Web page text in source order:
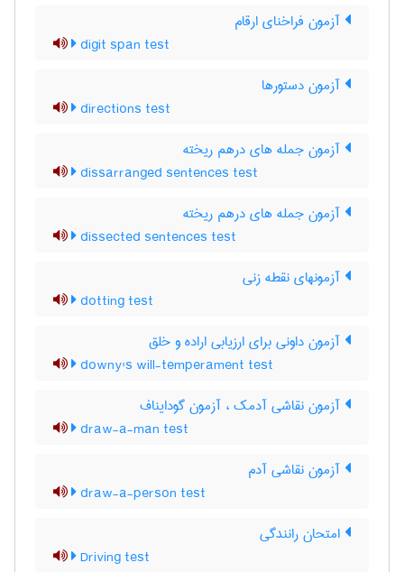
آزمون فراخنای ارقام
digit span test
آزمون دستورها
directions test
آزمون جمله های درهم ریخته
dissarranged sentences test
آزمون جمله های درهم ریخته
dissected sentences test
آزمونهای نقطه زنی
dotting test
آزمون داونی برای ارزیابی اراده و خلق
downy's will-temperament test
آزمون نقاشی آدمک ، آزمون گودایناف
draw-a-man test
آزمون نقاشی آدم
draw-a-person test
امتحان رانندگی
Driving test